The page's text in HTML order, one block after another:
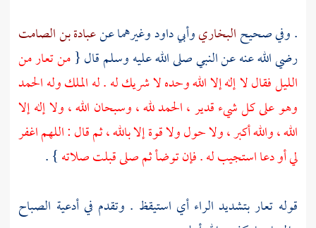
. وفي صحيحالبخاريوأبي داودوغيرهما عنعبادة بن الصامت
رضي الله عنه عن النبي صلى الله عليه وسلم قال {من تعار من
الليل فقال لا إله إلا الله وحده لا شريك له . له الملك وله الحمد
وهو على كل شيء قدير ، الحمد لله ، وسبحان الله ، ولا إله إلا
الله ، والله أكبر ، ولا حول ولا قوة إلا بالله ، ثم قال : اللهم اغفر
لي أو دعا استجيب له . فإن توضأ ثم صلى قبلت صلاته} .
قوله تعار بتشديد الراء أي استيقظ . وتقدم في أدعية الصباح